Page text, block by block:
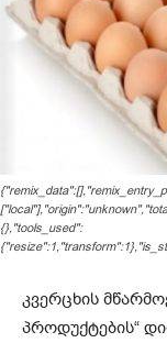
{},"tools_used":
კვერცხის
პროდუქტების“